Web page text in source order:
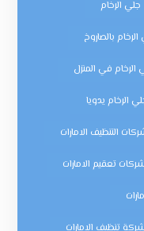
جلي الرخام
بالصاروخ
الرخام في المنزل
الرخام يدويا
التنظيف الامارات
تعقيم الامارات